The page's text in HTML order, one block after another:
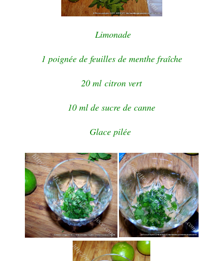
Limonade
1 poignée de feuilles de menthe fraîche
20 ml citron vert
10 ml de sucre de canne
Glace pilée